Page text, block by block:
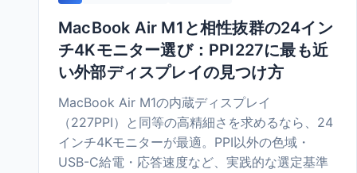
MacBook Air M1と相性抜群の24イン
チ4Kモニター選び：PPI227に最も近
い外部ディスプレイの見つけ方
MacBook Air M1の内蔵ディスプレイ
（227PPI）と同等の高精細さを求めるなら、24
インチ4Kモニターが最適。PPI以外の色域・
USB-C給電・応答速度など、実践的な選定基準